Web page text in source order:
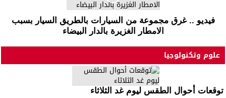
فيديو .. غرق مجموعة من السيارات بالطريق السيار بسبب
الامطار الغزيرة بالدار البيضاء
علوم وتكنولوجيا
توقعات أحوال الطقس ليوم غد الثلاثاء